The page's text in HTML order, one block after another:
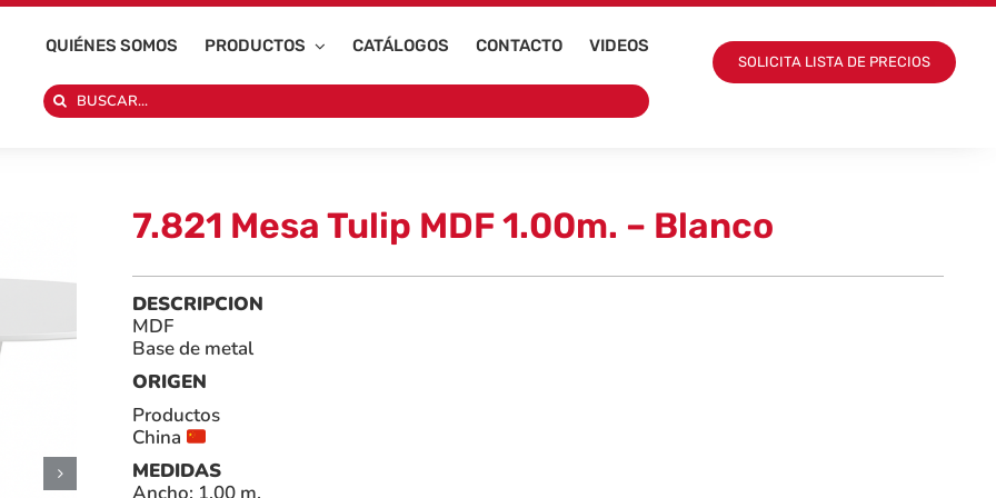
QUIÉNES SOMOS PRODUCTOS CATÁLOGOS CONTACTO VIDEOS
Search
for:
SOLICITA LISTA DE PRECIOS
7.821 Mesa Tulip MDF 1.00m. – Blanco
DESCRIPCION
MDF
Base de metal
ORIGEN
Productos
China
MEDIDAS